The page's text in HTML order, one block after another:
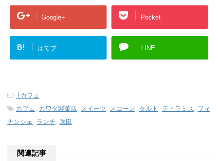
Google+ Pocket
B! はてブ LINE
- ├カフェ
-カフェ , カワタ製菓店, スイーツ, スコーン, タルト , ティラミス, フィ
ナンシェ , ランチ, 吹田
関連記事